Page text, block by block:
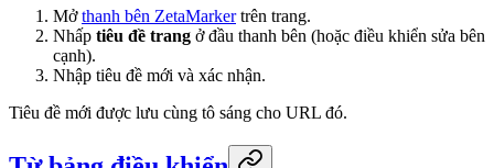
Mởthanh bên ZetaMarkertrên trang.
Nhấp tiêu đề trang ở đầu thanh bên (hoặc điều khiển sửa bên
cạnh).
Nhập tiêu đề mới và xác nhận.
Tiêu đề mới được lưu cùng tô sáng cho URL đó.